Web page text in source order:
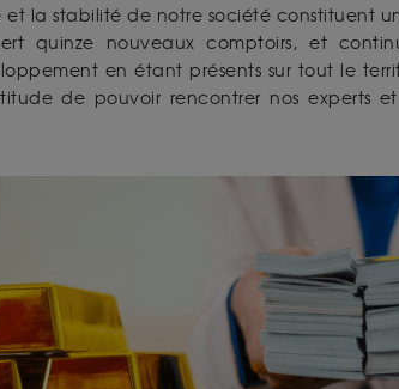
et la stabilité de notre société constituent
quinze nouveaux comptoirs, et
en étant présents sur tout le
de pouvoir rencontrer nos experts